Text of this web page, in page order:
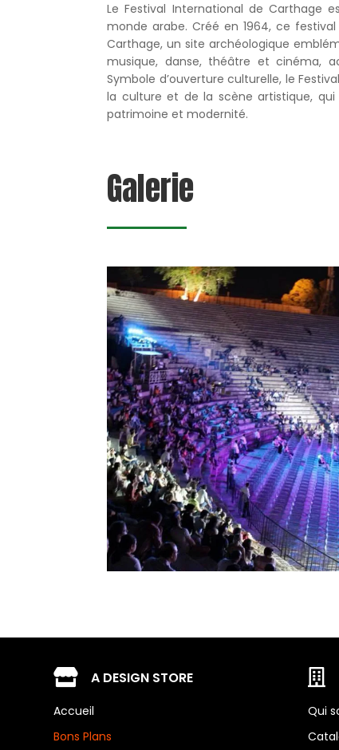
Le Festival International de Carthage
monde arabe. Créé en 1964, ce
Carthage, un site archéologique
musique, danse, théâtre et cinéma,
Symbole d’ouverture culturelle, le
la culture et de la scène artistique, qui
patrimoine et modernité.
Galerie
 A DESIGN STORE
Accueil
Bons Plans

Qui